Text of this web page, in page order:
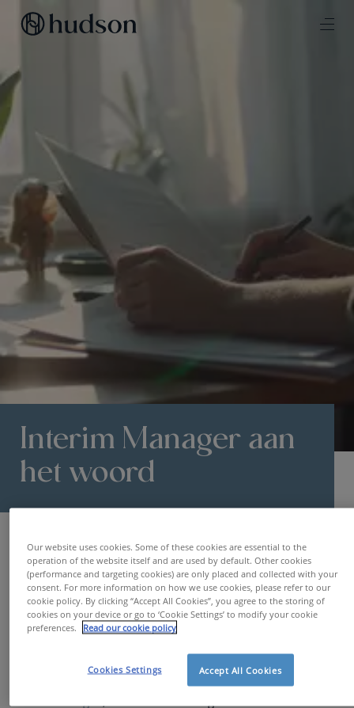
Interim Manager aan
het woord
Sven Daelemans
Begin oktober ontving Sven een berichtje vanMauro
Our website uses cookies. Some of these cookies are essential to the
operation of the website itself and are used by default. Other cookies
(performance and targeting cookies) are only placed and collected with your
consent. For more information on how we use cookies, please refer to our
cookie policy. By clicking “Accept All Cookies”, you agree to the storing of
cookies on your device or go to ‘Cookie Settings’ to modify your cookie
preferences.
Read our cookie policy
Accept All Cookies
Cookies Settings